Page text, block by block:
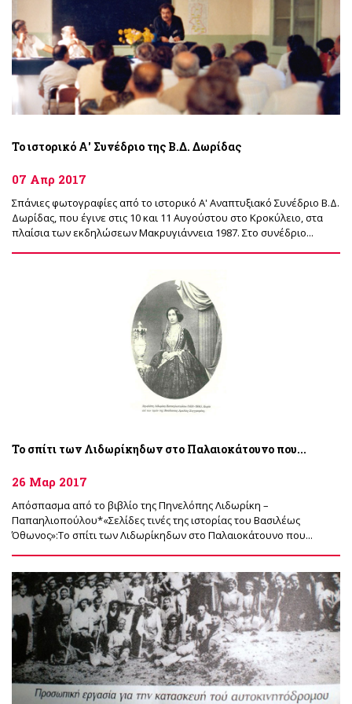
Το ιστορικό Α' Συνέδριο της Β.Δ. Δωρίδας
07 Απρ 2017
Σπάνιες φωτογραφίες από το ιστορικό Α' Αναπτυξιακό Συνέδριο Β.Δ.
Δωρίδας, που έγινε στις 10 και 11 Αυγούστου στο Κροκύλειο, στα
πλαίσια των εκδηλώσεων Μακρυγιάννεια 1987. Στο συνέδριο...
Το σπίτι των Λιδωρίκηδων στο Παλαιοκάτουνο που...
26 Μαρ 2017
Απόσπασμα από το βιβλίο της Πηνελόπης Λιδωρίκη –
Παπαηλιοπούλου*«Σελίδες τινές της ιστορίας του Βασιλέως
Όθωνος»:Το σπίτι των Λιδωρίκηδων στο Παλαιοκάτουνο που...